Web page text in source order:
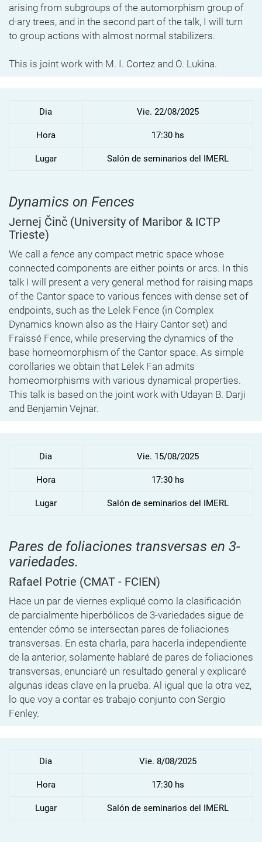
arising from subgroups of the automorphism group of
d-ary trees, and in the second part of the talk, I will turn
to group actions with almost normal stabilizers.
This is joint work with M. I. Cortez and O. Lukina.
Dia Vie. 22/08/2025
Hora 17:30 hs
Lugar Salón de seminarios del IMERL
Dynamics on Fences
Jernej Činč (University of Maribor & ICTP
Trieste)
We call a fence any compact metric space whose
connected components are either points or arcs. In this
talk I will present a very general method for raising maps
of the Cantor space to various fences with dense set of
endpoints, such as the Lelek Fence (in Complex
Dynamics known also as the Hairy Cantor set) and
Fraïssé Fence, while preserving the dynamics of the
base homeomorphism of the Cantor space. As simple
corollaries we obtain that Lelek Fan admits
homeomorphisms with various dynamical properties.
This talk is based on the joint work with Udayan B. Darji
and Benjamin Vejnar.
Dia Vie. 15/08/2025
Hora 17:30 hs
Lugar Salón de seminarios del IMERL
Pares de foliaciones transversas en 3-
variedades.
Rafael Potrie (CMAT - FCIEN)
Hace un par de viernes expliqué como la clasificación
de parcialmente hiperbólicos de 3-variedades sigue de
entender cómo se intersectan pares de foliaciones
transversas. En esta charla, para hacerla independiente
de la anterior, solamente hablaré de pares de foliaciones
transversas, enunciaré un resultado general y explicaré
algunas ideas clave en la prueba. Al igual que la otra vez,
lo que voy a contar es trabajo conjunto con Sergio
Fenley.
Dia Vie. 8/08/2025
Hora 17:30 hs
Lugar Salón de seminarios del IMERL